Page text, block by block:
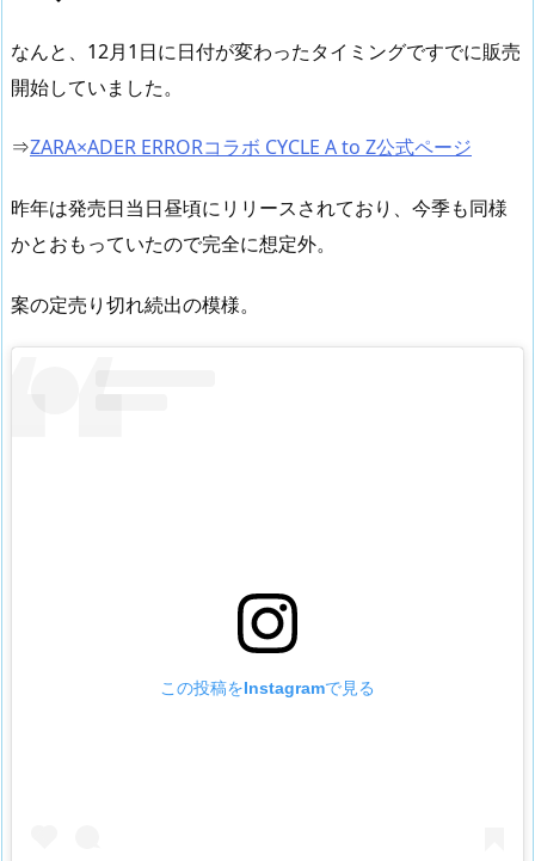
なんと、12月1日に日付が変わったタイミングですでに販売
開始していました。
⇒ZARA×ADER ERRORコラボ CYCLE A to Z公式ページ
昨年は発売日当日昼頃にリリースされており、今季も同様
かとおもっていたので完全に想定外。
案の定売り切れ続出の模様。
この投稿をInstagramで見る